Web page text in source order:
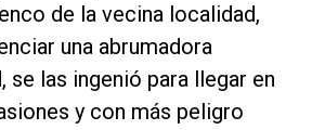
de la vecina localidad,
una abrumadora
se las ingenió para llegar en
y con más peligro